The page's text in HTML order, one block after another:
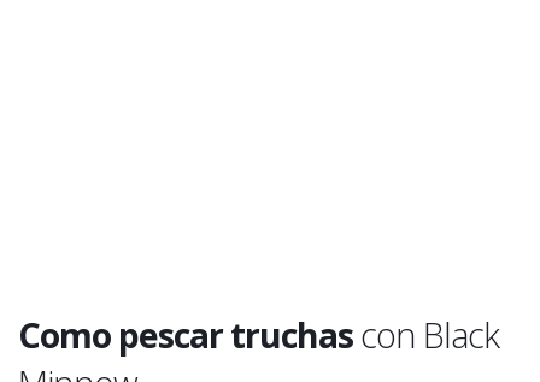
Como pescar truchascon Black